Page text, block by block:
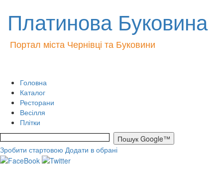
Платинова Буковина
Портал міста Чернівці та Буковини
Головна
Каталог
Ресторани
Весілля
Плітки
Зробити стартовою Додати в обрані